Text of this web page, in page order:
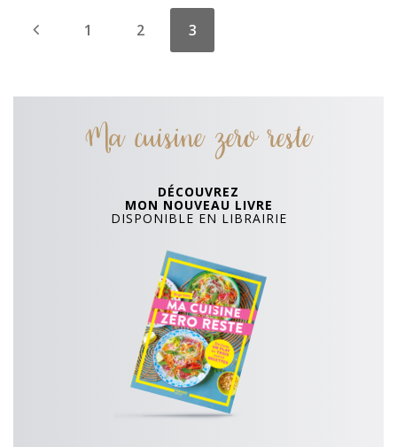
1 2 3
Ma cuisine zero reste
DÉCOUVREZ
MON NOUVEAU LIVRE
DISPONIBLE EN LIBRAIRIE